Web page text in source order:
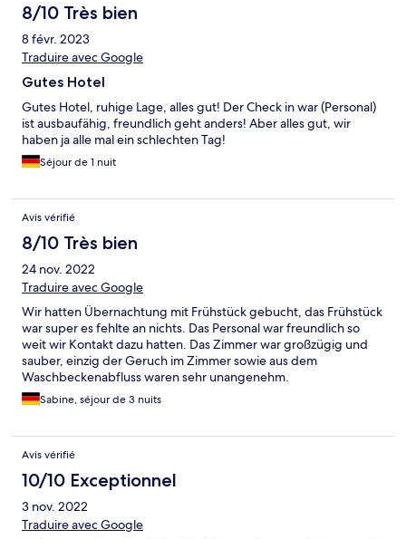
8/10 Très bien
8 févr. 2023
Traduire avec Google
Gutes Hotel
Gutes Hotel, ruhige Lage, alles gut! Der Check in war (Personal)
ist ausbaufähig, freundlich geht anders! Aber alles gut, wir
haben ja alle mal ein schlechten Tag!
Séjour de 1 nuit
Avis vérifié
8/10 Très bien
24 nov. 2022
Traduire avec Google
Wir hatten Übernachtung mit Frühstück gebucht, das Frühstück
war super es fehlte an nichts. Das Personal war freundlich so
weit wir Kontakt dazu hatten. Das Zimmer war großzügig und
sauber, einzig der Geruch im Zimmer sowie aus dem
Waschbeckenabfluss waren sehr unangenehm.
Sabine, séjour de 3 nuits
Avis vérifié
10/10 Exceptionnel
3 nov. 2022
Traduire avec Google